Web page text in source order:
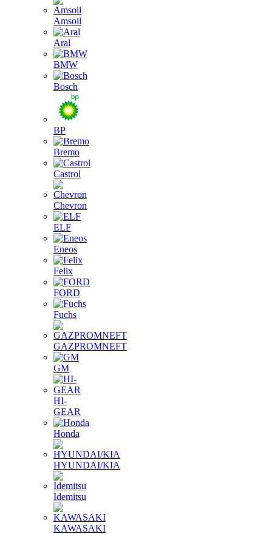
Amsoil
Aral
BMW
Bosch
BP
Bremo
Castrol
Chevron
ELF
Eneos
Felix
FORD
Fuchs
GAZPROMNEFT
GM
HI-
GEAR
Honda
HYUNDAI/KIA
Idemitsu
KAWASAKI